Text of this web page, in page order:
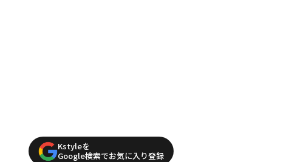
Kstyleを
Google検索でお気に入り登録